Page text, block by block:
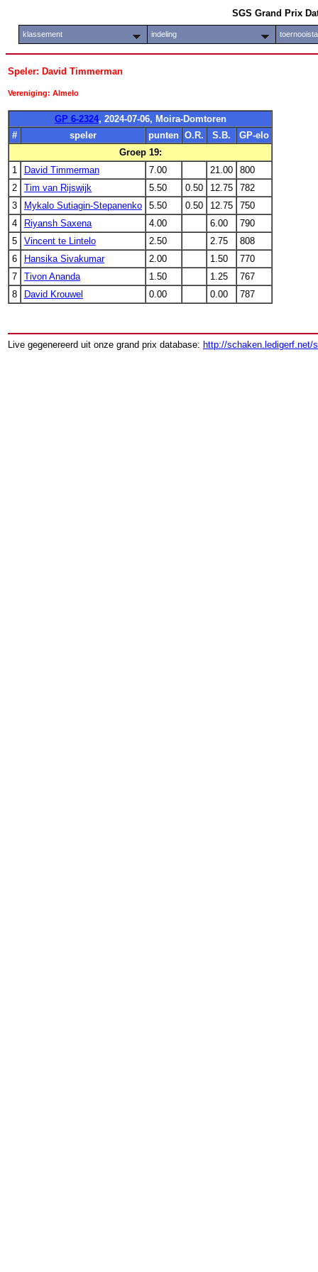
SGS Grand Prix
klassement indeling
Speler: David Timmerman
Vereniging: Almelo
GP 6-2324, 2024-07-06, Moira-Domtoren
#
speler punten O.R. S.B.
GP-elo
Groep 19:
1
David Timmerman 7.00 21.00
800
2
Tim van Rijswijk 5.50 0.50 12.75
782
3
Mykalo Sutiagin-Stepanenko 5.50 0.50 12.75
750
4
Riyansh Saxena 4.00 6.00
790
5
Vincent te Lintelo 2.50 2.75
808
6
Hansika Sivakumar 2.00 1.50
770
7
Tivon Ananda 1.50 1.25
767
8
David Krouwel 0.00 0.00 787
Live gegenereerd uit onze grand prix database: http://schaken.ledigerf.net/